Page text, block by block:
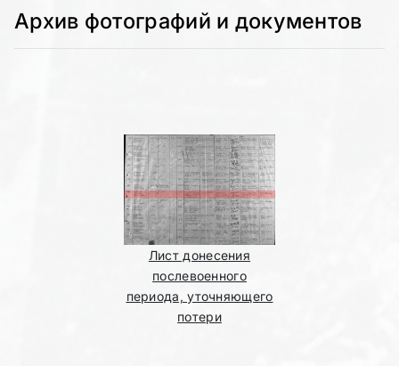
Архив фотографий и документов
Лист донесения
послевоенного
периода, уточняющего
потери